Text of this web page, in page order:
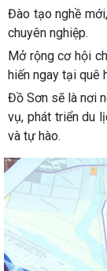
Đào tạo nghề
chuyên nghiệp.
Mở rộng cơ hội
hiến ngay tại quê
Đồ Sơn sẽ là nơi
vụ, phát triển du
và tự hào.